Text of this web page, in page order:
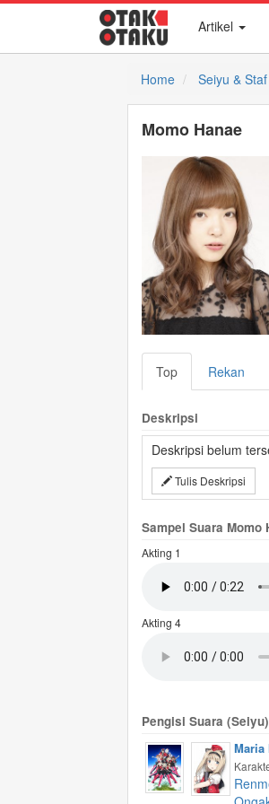
Artikel
Home Seiyu & Staf
Momo Hanae
Top Rekan
Deskripsi
Deskripsi belum
Tulis Deskripsi
Sampel Suara Momo
Akting 1
Akting 4
Pengisi Suara
Maria